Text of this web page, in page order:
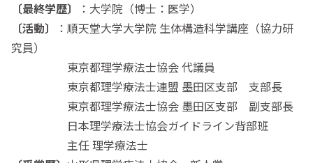
〔最終学歴〕
：大学院（博士：医学）
〔活動〕
：順天堂大学大学院 生体構造科学講座（協力研
究員）
東京都理学療法士協会 代議員
東京都理学療法士連盟 墨田区支部 支部長
東京都理学療法士協会 墨田区支部 副支部長
日本理学療法士協会ガイドライン背部班
主任 理学療法士